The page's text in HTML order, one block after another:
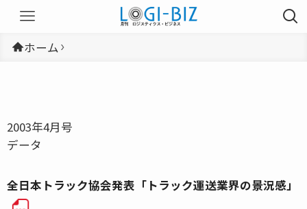
ホーム
2003年4月号
データ
全日本トラック協会発表「トラック運送業界の景況感」